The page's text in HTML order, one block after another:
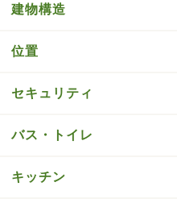
建物構造
位置
セキュリティ
バス・トイレ
キッチン